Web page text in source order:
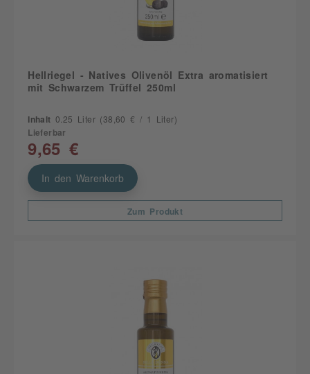
Hellriegel - Natives Olivenöl Extra aromatisiert
mit Schwarzem Trüffel 250ml
Inhalt 0.25 Liter (38,60 € / 1 Liter)
Lieferbar
9,65 €
In den Warenkorb
Zum Produkt